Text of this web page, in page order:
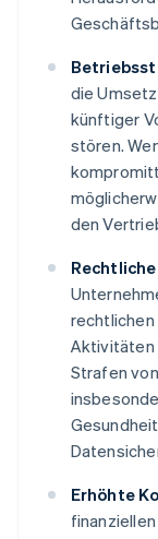
die
künftiger
stören.
den
Aktivitäten
Strafen
Erhöhte